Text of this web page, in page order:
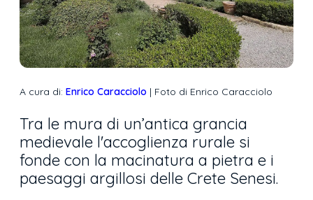
A cura di: Enrico Caracciolo | Foto di Enrico Caracciolo
Tra le mura di un’antica grancia
medievale l'accoglienza rurale si
fonde con la macinatura a pietra e i
paesaggi argillosi delle Crete Senesi.